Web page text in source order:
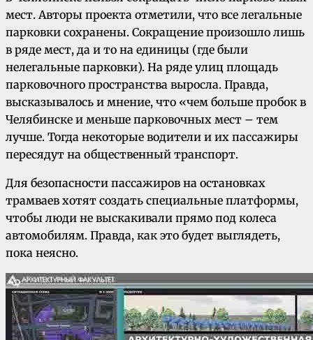
мест. Авторы проекта отметили, что все легальные
парковки сохранены. Сокращение произошло лишь
в ряде мест, да и то на единицы (где были
нелегальные парковки). На ряде улиц площадь
парковочного пространства выросла. Правда,
высказывалось и мнение, что «чем больше пробок в
Челябинске и меньше парковочных мест – тем
лучше. Тогда некоторые водители и их пассажиры
пересядут на общественный транспорт.
Для безопасности пассажиров на остановках
трамваев хотят создать специальные платформы,
чтобы люди не выскакивали прямо под колеса
автомобилям. Правда, как это будет выглядеть,
пока неясно.